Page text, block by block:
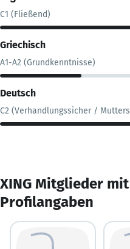
C1 (Fließend)
Griechisch
A1-A2 (Grundkenntnisse)
Deutsch
C2 (Verhandlungssicher /
XING Mitglieder
Profilangaben